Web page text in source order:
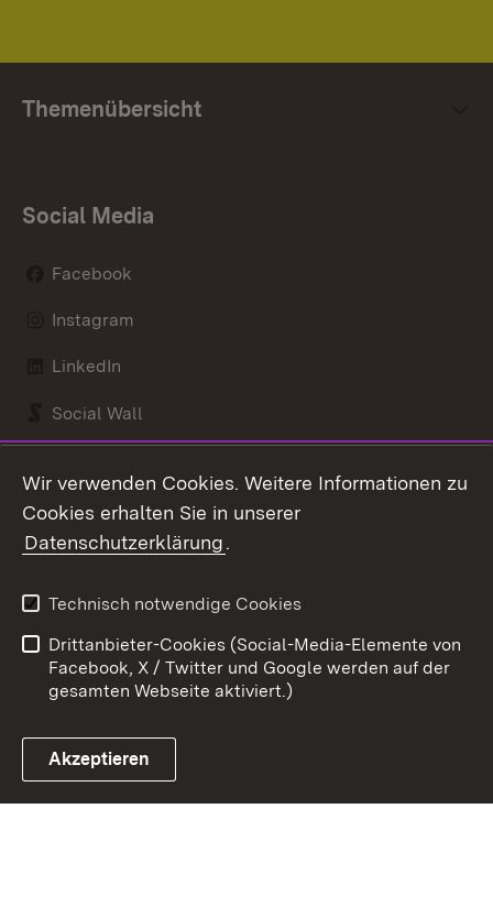
Themenübersicht
Social Media
Facebook
Instagram
LinkedIn
Social Wall
Link zum Landesportal
Kontakt
Barrierefreiheit
Impressum
Cookies
Wir verwenden Cookies. Weitere Informationen zu
Cookies erhalten Sie in unserer
Datenschutzerklärung.
Technisch notwendige Cookies
Drittanbieter-Cookies (Social-Media-Elemente von
Facebook, X / Twitter und Google werden auf der
gesamten Webseite aktiviert.)
Akzeptieren